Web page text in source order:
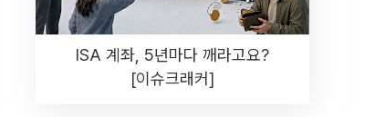
ISA 계좌, 5년마다 깨라고요?
[이슈크래커]